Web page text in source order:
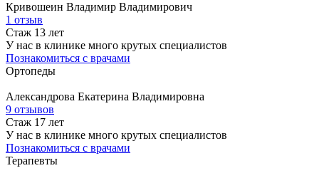
Кривошеин Владимир Владимирович
1 отзыв
Стаж 13 лет
У нас в клинике много крутых специалистов
Познакомиться с врачами
Ортопеды
Александрова Екатерина Владимировна
9 отзывов
Стаж 17 лет
У нас в клинике много крутых специалистов
Познакомиться с врачами
Терапевты